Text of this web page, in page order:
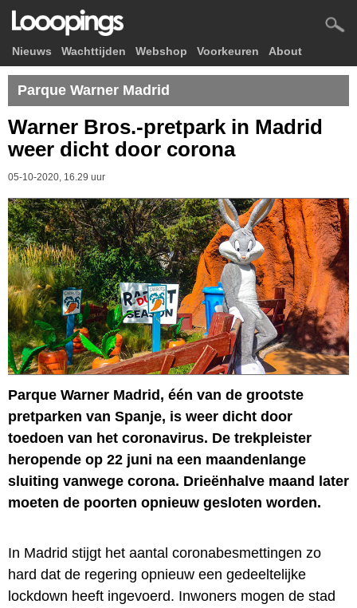
Nieuws Wachttijden Webshop Voorkeuren About
Parque Warner Madrid
Warner Bros.-pretpark in Madrid
weer dicht door corona
05-10-2020, 16.29 uur
Parque Warner Madrid, één van de grootste
pretparken van Spanje, is weer dicht door
toedoen van het coronavirus. De trekpleister
heropende op 22 juni na een maandenlange
sluiting vanwege corona. Drieënhalve maand later
moeten de poorten opnieuw gesloten worden.
In Madrid stijgt het aantal coronabesmettingen zo
hard dat de regering opnieuw een gedeeltelijke
lockdown heeft ingevoerd. Inwoners mogen de stad